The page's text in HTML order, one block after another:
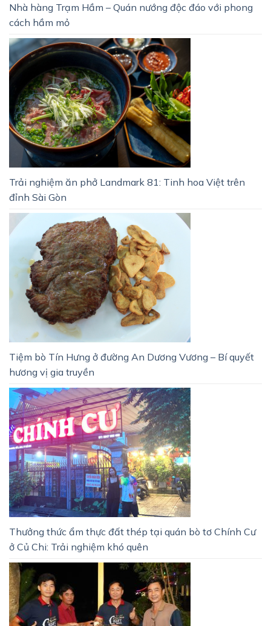
Nhà hàng Trạm Hầm – Quán nướng độc đáo với phong
cách hầm mỏ
Trải nghiệm ăn phở Landmark 81: Tinh hoa Việt trên
đỉnh Sài Gòn
Tiệm bò Tín Hưng ở đường An Dương Vương – Bí quyết
hương vị gia truyền
Thưởng thức ẩm thực đất thép tại quán bò tơ Chính Cư
ở Củ Chi: Trải nghiệm khó quên